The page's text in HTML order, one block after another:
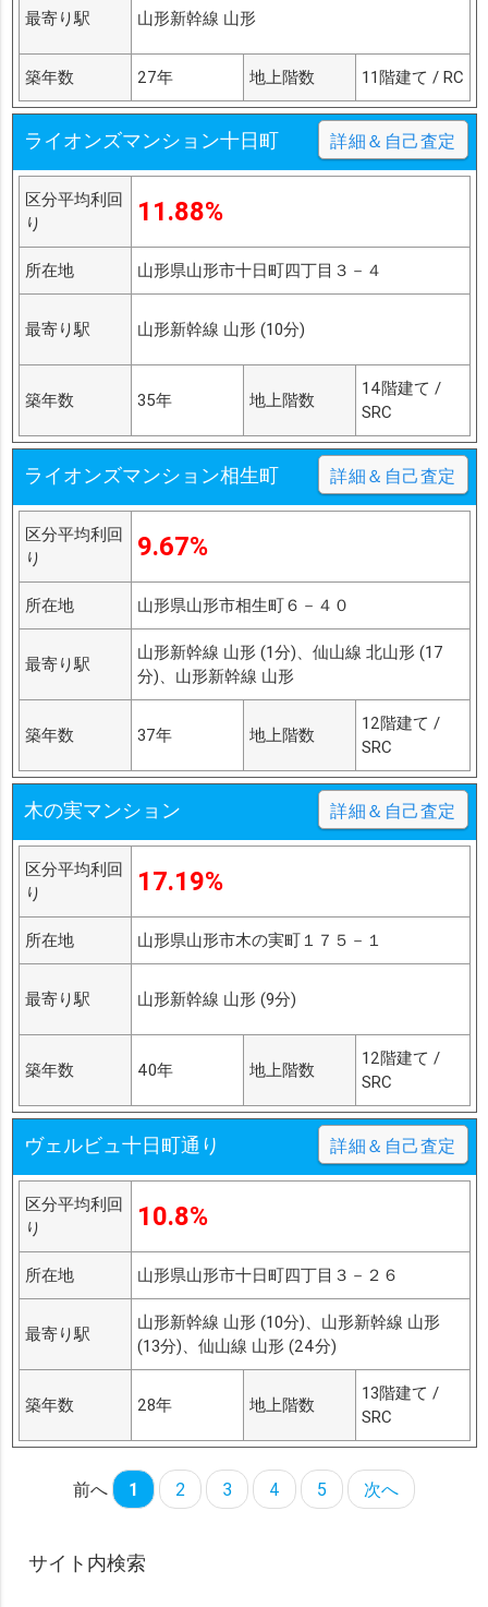
最寄り駅 山形新幹線 山形
築年数 27年 地上階数 11階建て / RC
ライオンズマンション十日町 詳細＆自己査定
区分平均利回
り
11.88%
所在地 山形県山形市十日町四丁目３－４
最寄り駅 山形新幹線 山形 (10分)
築年数 35年 地上階数
14階建て /
SRC
ライオンズマンション相生町 詳細＆自己査定
区分平均利回
り
9.67%
所在地 山形県山形市相生町６－４０
最寄り駅
山形新幹線 山形 (1分)、仙山線 北山形 (17
分)、山形新幹線 山形
築年数 37年 地上階数
12階建て /
SRC
木の実マンション 詳細＆自己査定
区分平均利回
り
17.19%
所在地 山形県山形市木の実町１７５－１
最寄り駅 山形新幹線 山形 (9分)
築年数 40年 地上階数
12階建て /
SRC
ヴェルビュ十日町通り 詳細＆自己査定
区分平均利回
り
10.8%
所在地 山形県山形市十日町四丁目３－２６
最寄り駅
山形新幹線 山形 (10分)、山形新幹線 山形
(13分)、仙山線 山形 (24分)
築年数 28年 地上階数
13階建て /
SRC
前へ 1 2 3 4 5 次へ
サイト内検索